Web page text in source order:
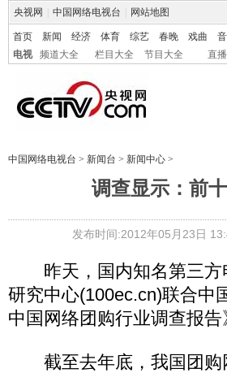
央视网 中国网络电视台 网站地图
首页 新闻 经济 体育 综艺 春晚 戏曲
电视
频道大全 栏目大全 节目大全 直
中国网络电视台 > 新闻台 > 新闻中心 >
调查显示：前
发布时间:2012年05月23日
昨天，国内知名第三方
研究中心(100ec.cn)联合中
中国网络团购行业调查报告
截至去年底，我国团购